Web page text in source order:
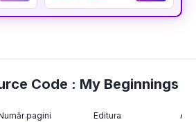
Code : My Beginnings
pagini Editura